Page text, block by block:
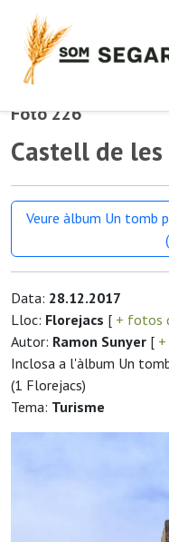
Foto 226
Castell de
Veure àlbum Un tomb
Data: 28.12.2017
Lloc: Florejacs [ + fotos
Autor: Ramon Sunyer [
Inclosa a l'àlbum Un
(1 Florejacs)
Tema: Turisme